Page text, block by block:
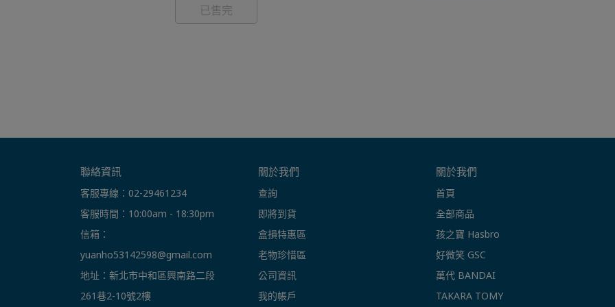
已售完
聯絡資訊
客服專線：02-29461234
客服時間：10:00am - 18:30pm
信箱：
yuanho53142598@gmail.com
地址：新北市中和區興南路二段
261巷2-10號2樓
關於我們
查詢
即將到貨
盒損特惠區
老物珍惜區
公司資訊
我的帳戶
關於我們
首頁
全部商品
孩之寶 Hasbro
好微笑 GSC
萬代 BANDAI
TAKARA TOMY